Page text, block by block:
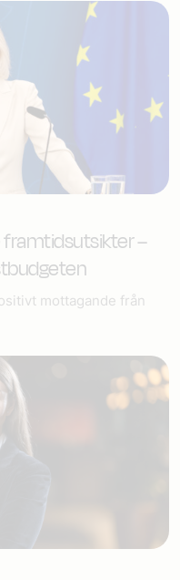
–
mottagande från